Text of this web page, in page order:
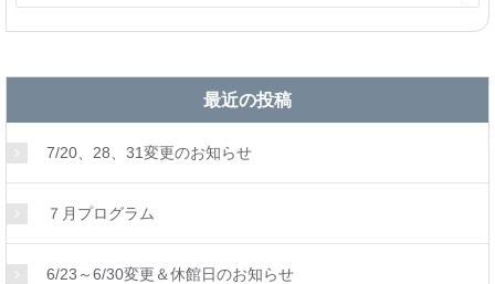
最近の投稿
7/20、28、31変更のお知らせ
７月プログラム
6/23～6/30変更＆休館日のお知らせ